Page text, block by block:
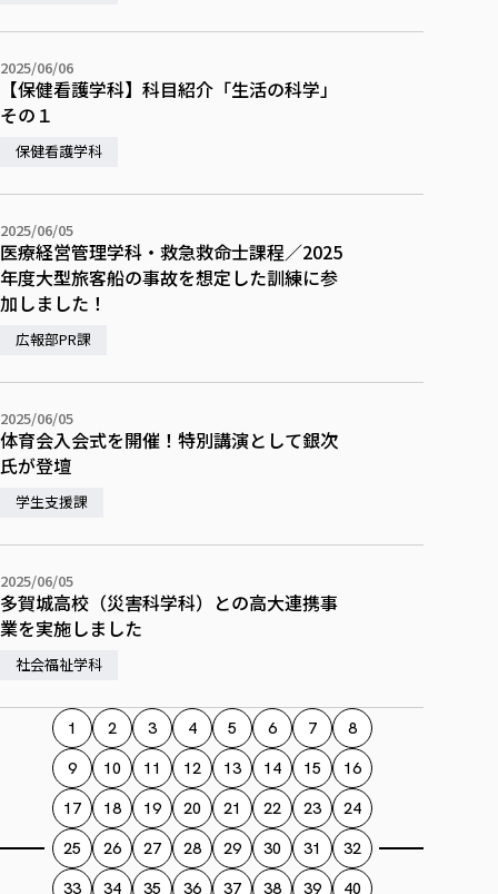
2025/06/06
【保健看護学科】科目紹介「生活の科学」
その１
保健看護学科
2025/06/05
医療経営管理学科・救急救命士課程／2025
年度大型旅客船の事故を想定した訓練に参
加しました！
広報部PR課
2025/06/05
体育会入会式を開催！特別講演として銀次
氏が登壇
学生支援課
2025/06/05
多賀城高校（災害科学科）との高大連携事
業を実施しました
社会福祉学科
1 2 3 4 5 6 7
8
9
10 11 12 13 14 15
16
17
18 19 20 21 22 23
24
25
26 27 28 29 30 31
32
33
34 35 36 37 38 39 40